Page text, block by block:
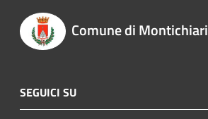
Comune di Montichiari
SEGUICI SU